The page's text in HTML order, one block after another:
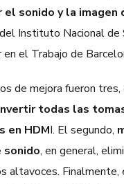
el sonido y la imagen
del Instituto Nacional de
el Trabajo de
de mejora fueron
todas las
en HDMI. El segundo,
sonido, en general,
altavoces. Finalmente,